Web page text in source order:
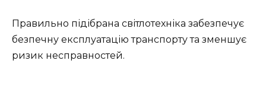
Правильно підібрана світлотехніка забезпечує
безпечну експлуатацію транспорту та зменшує
ризик несправностей.